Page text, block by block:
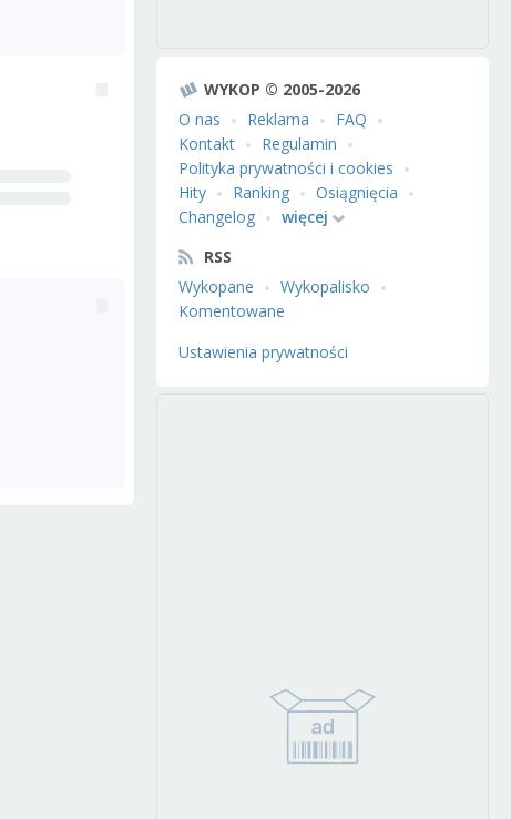
WYKOP © 2005-2026
O nas
Reklama
FAQ
Kontakt
Regulamin
Polityka prywatności i cookies
Hity
Ranking
Osiągnięcia
Changelog
więcej
RSS
Wykopane
Wykopalisko
Komentowane
Ustawienia prywatności